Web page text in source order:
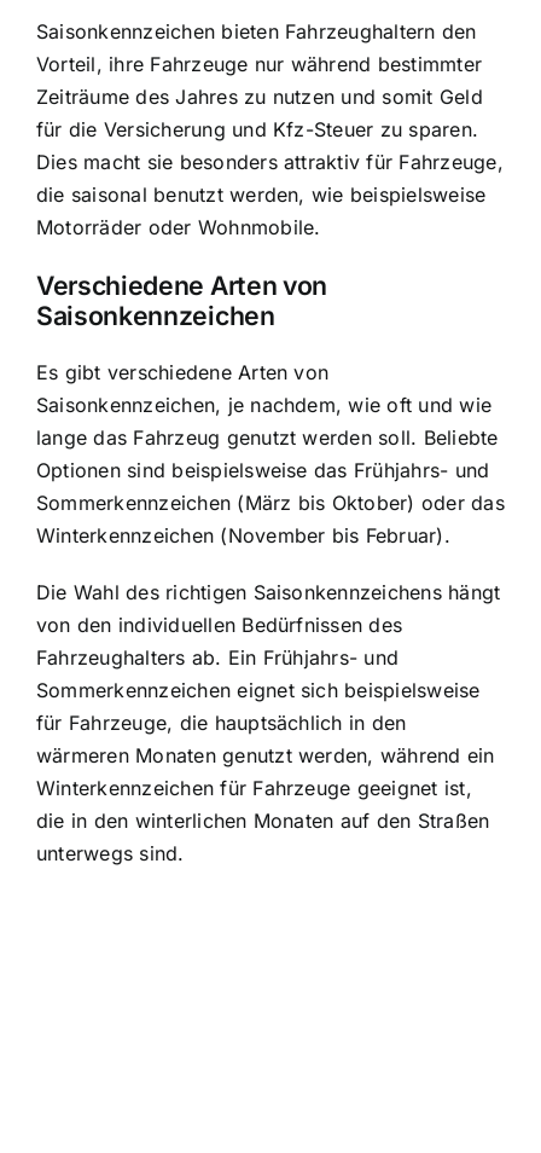
Saisonkennzeichen bieten Fahrzeughaltern den
Vorteil, ihre Fahrzeuge nur während bestimmter
Zeiträume des Jahres zu nutzen und somit Geld
für die Versicherung und Kfz-Steuer zu sparen.
Dies macht sie besonders attraktiv für Fahrzeuge,
die saisonal benutzt werden, wie beispielsweise
Motorräder oder Wohnmobile.
Verschiedene Arten von
Saisonkennzeichen
Es gibt verschiedene Arten von
Saisonkennzeichen, je nachdem, wie oft und wie
lange das Fahrzeug genutzt werden soll. Beliebte
Optionen sind beispielsweise das Frühjahrs- und
Sommerkennzeichen (März bis Oktober) oder das
Winterkennzeichen (November bis Februar).
Die Wahl des richtigen Saisonkennzeichens hängt
von den individuellen Bedürfnissen des
Fahrzeughalters ab. Ein Frühjahrs- und
Sommerkennzeichen eignet sich beispielsweise
für Fahrzeuge, die hauptsächlich in den
wärmeren Monaten genutzt werden, während ein
Winterkennzeichen für Fahrzeuge geeignet ist,
die in den winterlichen Monaten auf den Straßen
unterwegs sind.